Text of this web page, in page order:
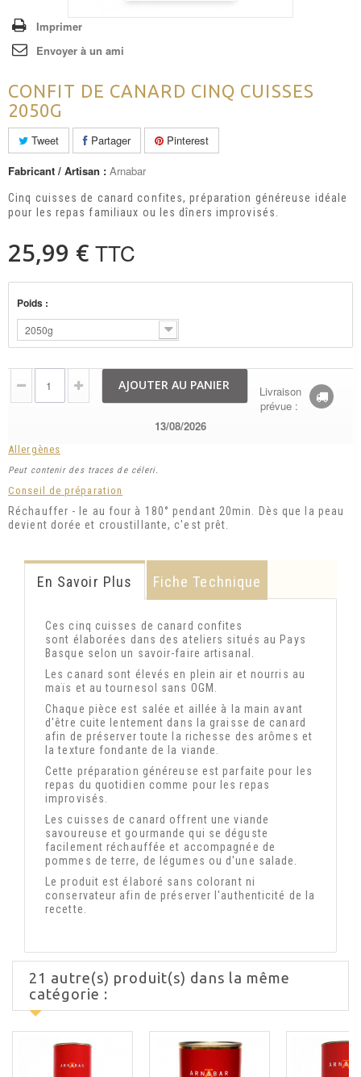
Imprimer
Envoyer à un ami
CONFIT DE CANARD CINQ CUISSES
2050G
Tweet Partager
Pinterest
Fabricant / Artisan : Arnabar
Cinq cuisses de canard confites, préparation généreuse idéale
pour les repas familiaux ou les dîners improvisés.
25,99 € TTC
Poids :
2050g
AJOUTER AU PANIER
Livraison
prévue :
13/08/2026
Allergènes
Peut contenir des traces de céleri.
Conseil de préparation
Réchauffer - le au four à 180° pendant 20min. Dès que la peau
devient dorée et croustillante, c'est prêt.
En Savoir Plus Fiche Technique
Ces cinq cuisses de canard confites
sont élaborées dans des ateliers situés au Pays
Basque selon un savoir-faire artisanal.
Les canard sont élevés en plein air et nourris au
maïs et au tournesol sans OGM.
Chaque pièce est salée et aillée à la main avant
d'être cuite lentement dans la graisse de canard
afin de préserver toute la richesse des arômes et
la texture fondante de la viande.
Cette préparation généreuse est parfaite pour les
repas du quotidien comme pour les repas
improvisés.
Les cuisses de canard offrent une viande
savoureuse et gourmande qui se déguste
facilement réchauffée et accompagnée de
pommes de terre, de légumes ou d'une salade.
Le produit est élaboré sans colorant ni
conservateur afin de préserver l'authenticité de la
recette.
21 autre(s) produit(s) dans la même
catégorie :